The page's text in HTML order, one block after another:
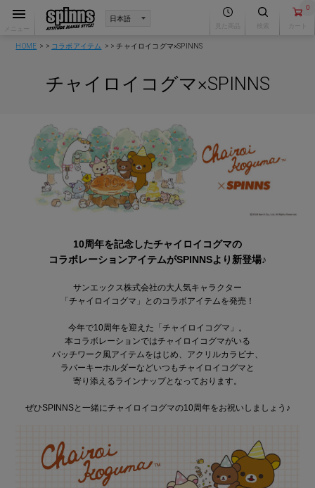
0
HOME コラボアイテム チャイロイコグマ×SPINNS
チャイロイコグマ×SPINNS
10周年を記念したチャイロイコグマの
コラボレーションアイテムがSPINNSより新登場♪
サンエックス株式会社の大人気キャラクター
「チャイロイコグマ」とのコラボアイテムを発売！
今年で10周年を迎えた「チャイロイコグマ」。
本コラボレーションではチャイロイコグマがいる
パッチワーク風アイテムをはじめ、アクリルカラビナ、
ラバーキーホルダーなどいつもチャイロイコグマと
寄り添えるラインナップとなっております。
ぜひSPINNSと一緒にチャイロイコグマの10周年をお祝いしましょう♪